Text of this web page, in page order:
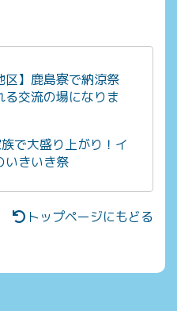
区】鹿島寮で納涼祭
交流の場になりま
で大盛り上がり！イ
いきいき祭
トップページにもどる